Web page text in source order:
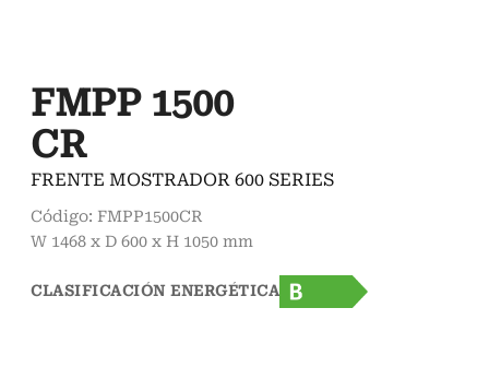
FMPP 1500
CR
FRENTE MOSTRADOR 600 SERIES
Código: FMPP1500CR
W 1468 x D 600 x H 1050 mm
CLASIFICACIÓN ENERGÉTICA